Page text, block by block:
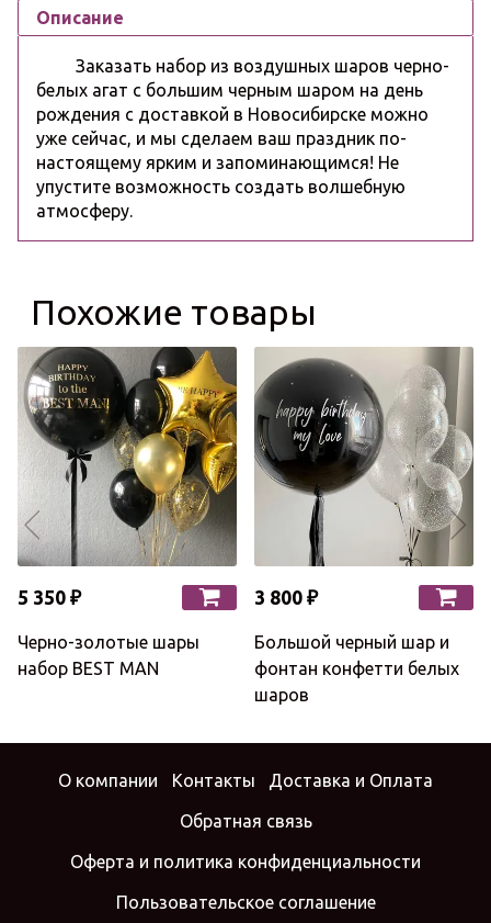
Описание
Заказать набор из воздушных шаров черно-
белых агат с большим черным шаром на день
рождения с доставкой в Новосибирске можно
уже сейчас, и мы сделаем ваш праздник по-
настоящему ярким и запоминающимся! Не
упустите возможность создать волшебную
атмосферу.
Похожие товары
5 350 ₽
Черно-золотые шары
набор BEST MAN
3 800 ₽
Большой черный шар и
фонтан конфетти белых
шаров
О компании Контакты Доставка и Оплата
Обратная связь
Оферта и политика конфиденциальности
Пользовательское соглашение